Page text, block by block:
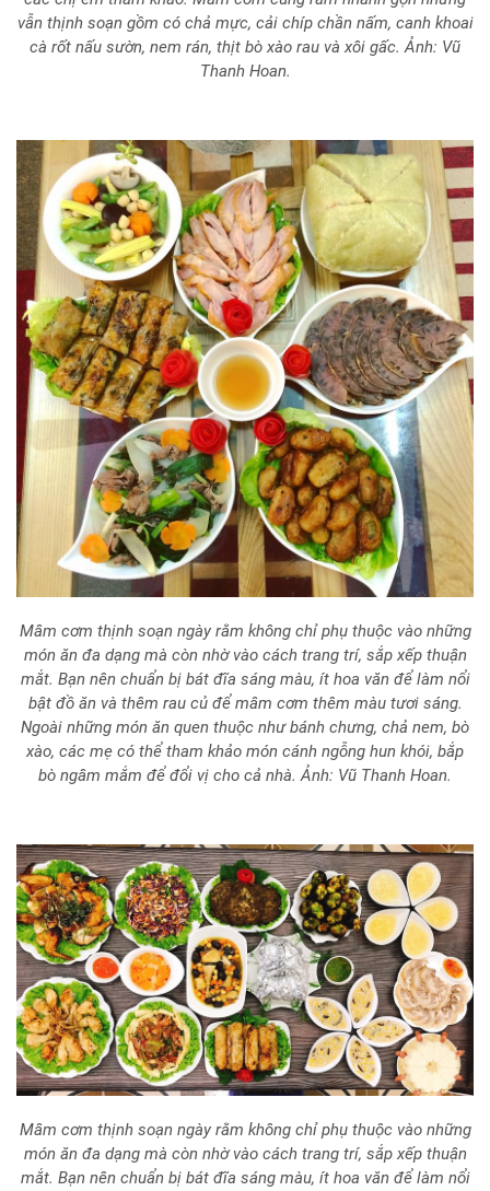
vẫn thịnh soạn gồm có chả mực, cải chíp chần nấm, canh khoai
cà rốt nấu sườn, nem rán, thịt bò xào rau và xôi gấc. Ảnh: Vũ
Thanh Hoan.
Mâm cơm thịnh soạn ngày rằm không chỉ phụ thuộc vào những
món ăn đa dạng mà còn nhờ vào cách trang trí, sắp xếp thuận
mắt. Bạn nên chuẩn bị bát đĩa sáng màu, ít hoa văn để làm nổi
bật đồ ăn và thêm rau củ để mâm cơm thêm màu tươi sáng.
Ngoài những món ăn quen thuộc như bánh chưng, chả nem, bò
xào, các mẹ có thể tham khảo món cánh ngỗng hun khói, bắp
bò ngâm mắm để đổi vị cho cả nhà. Ảnh: Vũ Thanh Hoan.
Mâm cơm thịnh soạn ngày rằm không chỉ phụ thuộc vào những
món ăn đa dạng mà còn nhờ vào cách trang trí, sắp xếp thuận
mắt. Bạn nên chuẩn bị bát đĩa sáng màu, ít hoa văn để làm nổi